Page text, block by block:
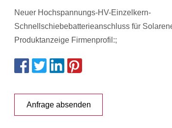
Neuer Hochspannungs-HV-Einzelkern-
Schnellschiebebatterieanschluss für
Produktanzeige Firmenprofil:;
Anfrage absenden